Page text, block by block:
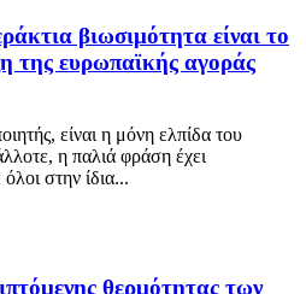
βιωσιμότητα είναι το
της ευρωπαϊκής αγοράς
είναι η μόνη ελπίδα του
η παλιά φράση έχει
στην ίδια...
θερμότητας των